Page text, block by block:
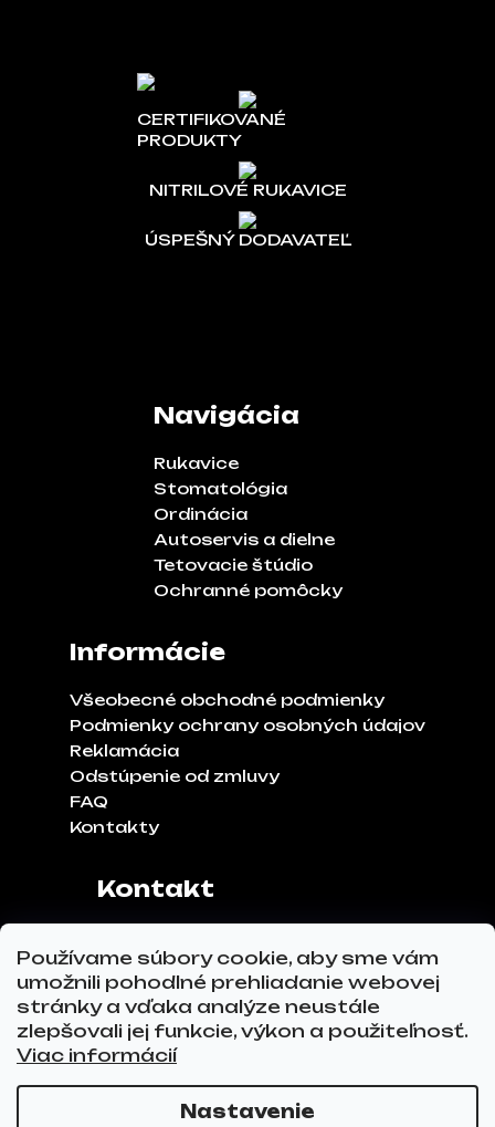
Používame súbory cookie, aby sme vám
umožnili pohodlné prehliadanie webovej
stránky a vďaka analýze neustále
zlepšovali jej funkcie, výkon a použiteľnosť.
Viac informácií
Nastavenie
CERTIFIKOVANÉ
PRODUKTY
NITRILOVÉ RUKAVICE
ÚSPEŠNÝ DODAVATEĽ
Navigácia
Rukavice
Stomatológia
Ordinácia
Autoservis a dielne
Tetovacie štúdio
Ochranné pomôcky
Informácie
Všeobecné obchodné podmienky
Podmienky ochrany osobných údajov
Reklamácia
Odstúpenie od zmluvy
FAQ
Kontakty
Kontakt
Hviezdoslavov
Tel.č.:0911 271 302
Email:info@glovez.sk